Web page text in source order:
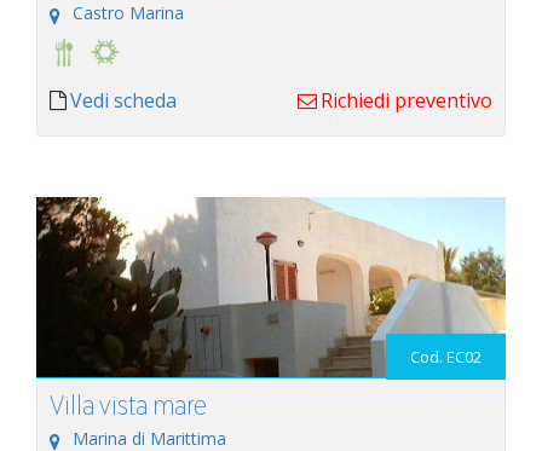
Castro Marina
Vedi scheda Richiedi preventivo
Cod. EC02
Villa vista mare
Marina di Marittima